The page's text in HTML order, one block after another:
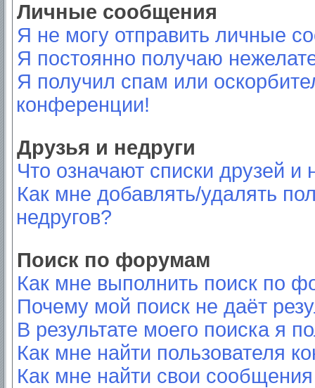
Личные сообщения
Я не могу отправить личные
Я постоянно получаю
Я получил спам или
конференции!
Друзья и недруги
Что означают списки друзей и
Как мне добавлять/удалять
недругов?
Поиск по форумам
Как мне выполнить поиск по
Почему мой поиск не даёт
В результате моего поиска я
Как мне найти пользователя
Как мне найти свои